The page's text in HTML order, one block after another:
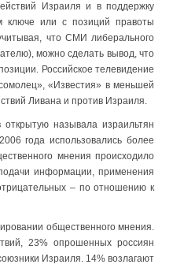
Израиля и в поддержку
ключе или с позиций правоты
что СМИ либерального
можно сделать вывод, что
Российское телевидение
«Известия» в меньшей
Ливана и против Израиля.
называла израильтян
года использовались более
мнения происходило
информации, применения
– по отношению к
общественного мнения.
23% опрошенных россиян
Израиля. 14% возлагают